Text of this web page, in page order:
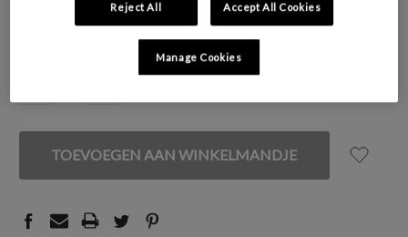
VAN
UNDEFINED
VAN
UNDEFINED
Reject All Accept All Cookies
Manage Cookies